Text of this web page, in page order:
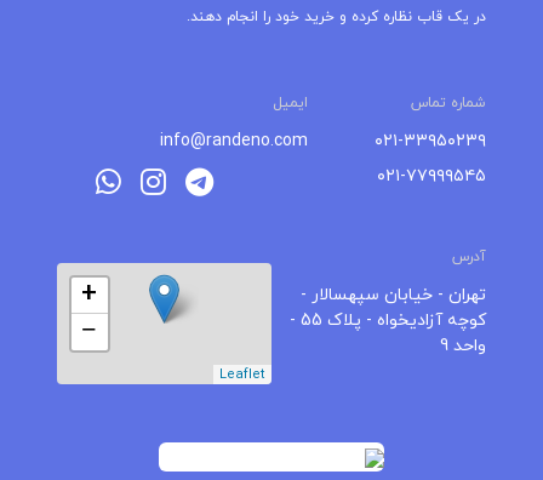
در یک قاب نظاره کرده و خرید خود را انجام دهند.
شماره تماس ایمیل
۰۲۱-۳۳۹۵۰۲۳۹
۰۲۱-۷۷۹۹۹۵۴۵
info@randeno.com
آدرس
تهران - خیابان سپهسالار -
کوچه آزادیخواه - پلاک 55 -
واحد 9
+
−
Leaflet